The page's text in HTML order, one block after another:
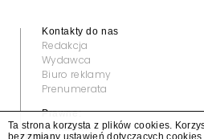
Kontakty do nas
Redakcja
Wydawca
Biuro reklamy
Prenumerata
Prawne:
Regulamin
Ta strona korzysta z plików cookies.
bez zmiany ustawień dotyczących